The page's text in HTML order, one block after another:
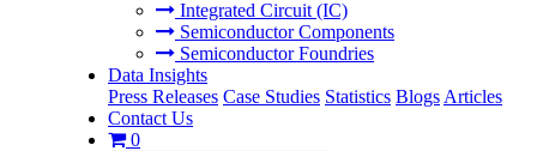
Integrated Circuit (IC)
Semiconductor Components
Semiconductor Foundries
Data Insights
Press Releases Case Studies Statistics Blogs Articles
Contact Us
0